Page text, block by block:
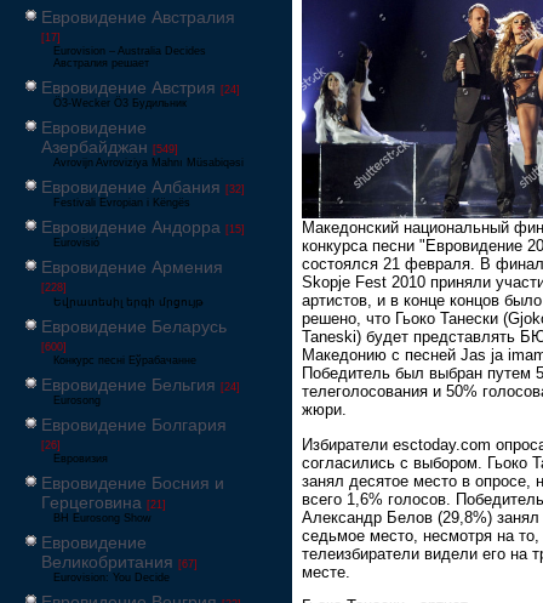
Евровидение Австралия
[17]
Eurovision – Australia Decides
Австралия решает
Евровидение Австрия [24]
Ö3-Wecker Ö3 Будильник
Евровидение
Азербайджан [549]
Avrovijn Avroviziya Mahnı Müsabiqəsi
Евровидение Албания [32]
Festivali Evropian i Këngës
Евровидение Андорра [15]
Eurovisió
Евровидение Армения
[228]
Եվրատեսիլ երգի մրցույթ
Евровидение Беларусь
[600]
Конкурс песні Еўрабачанне
Евровидение Бельгия [24]
Eurosong
Евровидение Болгария
[26]
Евровизия
Евровидение Босния и
Герцеговина [21]
BH Eurosong Show
Евровидение
Великобритания [67]
Eurovision: You Decide
Македонский национальный
конкурса песни "Евровидение
состоялся 21 февраля. В
Skopje Fest 2010 приняли
артистов, и в конце концов было
решено, что Гьоко Танески
Taneski) будет представлять
Македонию с песней Jas ja
Победитель был выбран путем
телеголосования и 50%
жюри.
Избиратели esctoday.com
согласились с выбором. Гьоко
занял десятое место в опросе,
всего 1,6% голосов.
Александр Белов (29,8%)
седьмое место, несмотря на то,
телеизбиратели видели его на
месте.